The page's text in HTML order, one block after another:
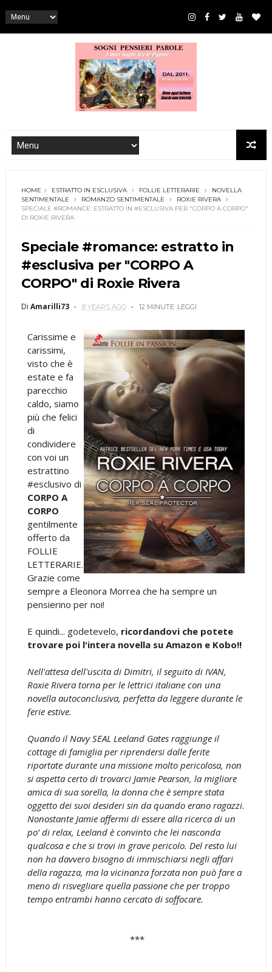
HOME ESTRATTO IN ESCLUSIVA FOLLIE LETTERARIE
NOVELLA
SENTIMENTALE
ROMANZO SENTIMENTALE
ROXIE RIVERA
SPECIALE #ROMANCE: ESTRATTO IN #ESCLUSIVA PER "CORPO A CORPO"
DI ROXIE RIVERA
Speciale #romance: estratto in
#esclusiva per "CORPO A
CORPO" di Roxie Rivera
Di Amarilli73 8 YEARS AGO 12 MINUTE LEGGI
Carissime e
carissimi,
visto che è
estate e fa
parecchio
caldo, siamo
più che felici
di
condividere
con voi un
estrattino
#esclusivo di
CORPO A
CORPO
gentilmente
offerto da
FOLLIE
LETTERARIE.
Grazie come
sempre a Eleonora Morrea che ha sempre un
pensierino per noi!
E quindi... godetevelo, ricordandovi che potete
trovare poi l'intera novella su Amazon e Kobo!!
Nell'attesa dell'uscita di Dimitri, il seguito di IVAN,
Roxie Rivera torna per le lettrici italiane con una
novella autoconclusiva, perfetta da leggere durante le
ferie estive.
Quando il Navy SEAL Leeland Gates raggiunge il
cottage di famiglia per riprendersi dalle ferite
riportate durante una missione molto pericolosa, non
si aspetta certo di trovarci Jamie Pearson, la migliore
amica di sua sorella, la donna che è sempre stata
oggetto dei suoi desideri sin da quando erano ragazzi.
Nonostante Jamie affermi di essere alla ricerca di un
po’ di relax, Leeland è convinto che lei nasconda
qualcosa e che si trovi in grave pericolo. Del resto lui
non ha davvero bisogno di immischiarsi negli affari
della ragazza, ma la vicinanza forzata non può fare a
meno di risvegliare quella passione che per troppo
tempo entrambi hanno cercato di soffocare.
***